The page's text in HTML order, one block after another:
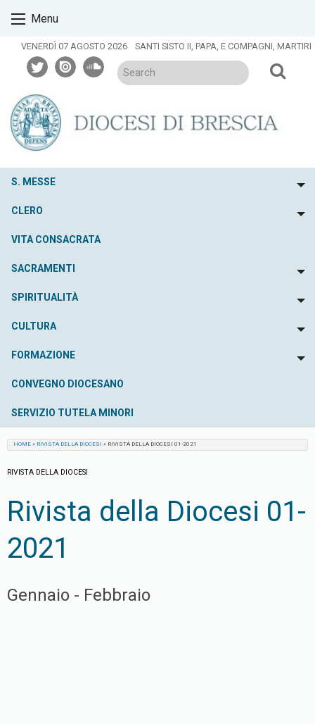
content
Menu
VENERDÌ 07 AGOSTO 2026 SANTI SISTO II, PAPA, E COMPAGNI, MARTIRI
twitterissuusoundcloud
S. MESSE
CLERO
VITA CONSACRATA
SACRAMENTI
SPIRITUALITÀ
CULTURA
FORMAZIONE
CONVEGNO DIOCESANO
SERVIZIO TUTELA MINORI
HOME » RIVISTA DELLA DIOCESI » RIVISTA DELLA DIOCESI 01-2021
RIVISTA DELLA DIOCESI
Rivista della Diocesi 01-
2021
Gennaio - Febbraio